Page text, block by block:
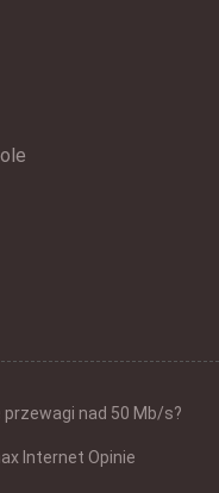
nad 50 Mb/s?
Internet Opinie